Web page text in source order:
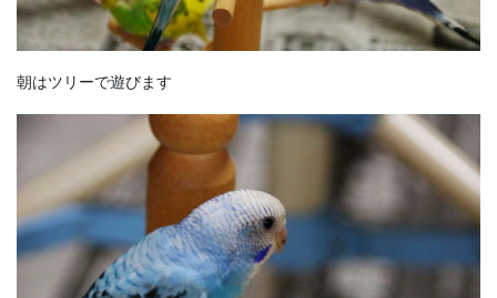
朝はツリーで遊びます